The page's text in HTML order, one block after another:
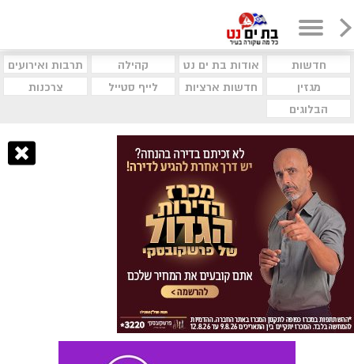
חדשות אודות בת ים נט קהילה
תרבות ואירועים
מגזין
חדשות ארציות לייף סטייל
צרכנות
הבלוגים